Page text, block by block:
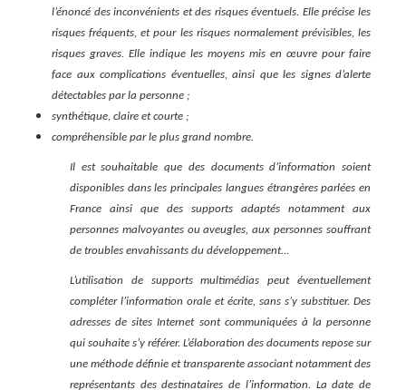
l’énoncé des inconvénients et des risques éventuels. Elle précise les
risques fréquents, et pour les risques normalement prévisibles, les
risques graves. Elle indique les moyens mis en œuvre pour faire
face aux complications éventuelles, ainsi que les signes d’alerte
détectables par la personne ;
synthétique, claire et courte ;
compréhensible par le plus grand nombre.
Il est souhaitable que des documents d’information soient
disponibles dans les principales langues étrangères parlées en
France ainsi que des supports adaptés notamment aux
personnes malvoyantes ou aveugles, aux personnes souffrant
de troubles envahissants du développement...
L’utilisation de supports multimédias peut éventuellement
compléter l’information orale et écrite, sans s’y substituer. Des
adresses de sites Internet sont communiquées à la personne
qui souhaite s’y référer. L’élaboration des documents repose sur
une méthode définie et transparente associant notamment des
représentants des destinataires de l’information. La date de